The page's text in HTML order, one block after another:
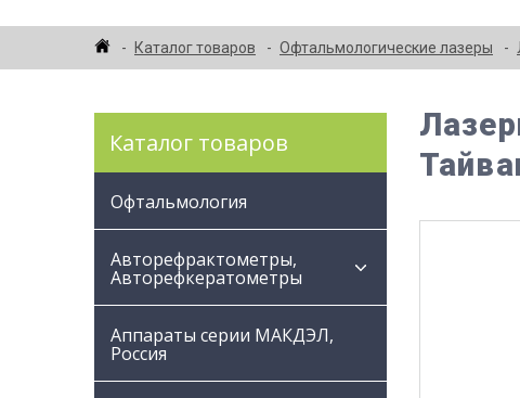
Каталог товаров Офтальмологические лазеры
Каталог товаров
Офтальмология
Авторефрактометры,
Авторефкератометры
Аппараты серии МАКДЭЛ,
Россия